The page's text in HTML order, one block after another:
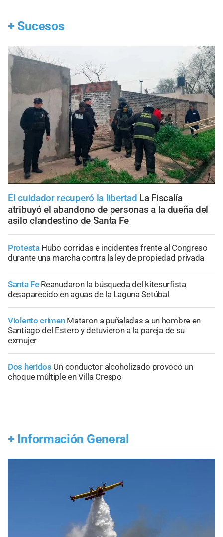
+ Sucesos
El cuidador recuperó la libertad La Fiscalía
atribuyó el abandono de personas a la dueña del
asilo clandestino de Santa Fe
Protesta Hubo corridas e incidentes frente al Congreso
durante una marcha contra la ley de propiedad privada
Santa Fe Reanudaron la búsqueda del kitesurfista
desaparecido en aguas de la Laguna Setúbal
Violento crimen Mataron a puñaladas a un hombre en
Santiago del Estero y detuvieron a la pareja de su
exmujer
Dos heridos Un conductor alcoholizado provocó un
choque múltiple en Villa Crespo
+ Información General